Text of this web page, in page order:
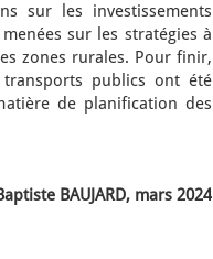
sur les investissements
sur les stratégies à
zones rurales. Pour finir,
publics ont été
de planification des
BAUJARD, mars 2024